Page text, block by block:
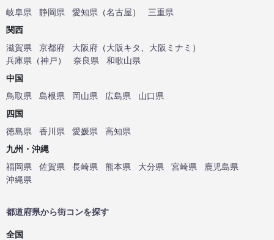
岐阜県
静岡県 愛知県 （名古屋）
三重県
関西
滋賀県
京都府 大阪府 （大阪キタ 大阪ミナミ ）
兵庫県 （神戸） 奈良県
和歌山県
中国
鳥取県
島根県 岡山県 広島県
山口県
四国
徳島県
香川県 愛媛県
高知県
九州・沖縄
福岡県
佐賀県 長崎県 熊本県 大分県 宮崎県
鹿児島県
沖縄県
都道府県から街コンを探す
全国